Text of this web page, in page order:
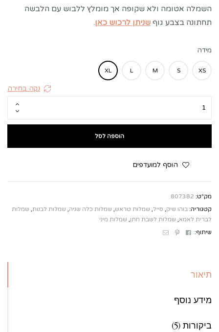
השמלה אטומה ולא שקופה אך מומלץ ללבוש עם הלבשה
תחתונה בצבע גוף שניתן לרכוש כאן.
מידה
XS
S
M
L
XL
נקה בחירה
הוספה לסל
הוסף למועדפים
מק"ט: 807382
קטגוריה: בוהו שיק סייל שמלות טראש שמלות כלה שניה שמלות לבנות שמלות
לברית לאמא שמלות לשבת חתן שמלות מיני
שיתוף:
Facebook
Pinterest
Email
תיאור
מידע נוסף
ביקורות (5)